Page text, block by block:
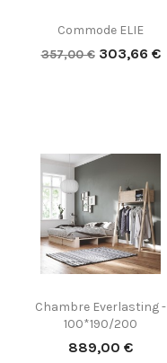
Commode ELIE
Prix
357,00 € Prix
303,66 €
Chambre Everlasting -
100*190/200
Prix
889,00 €